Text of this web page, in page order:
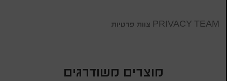
PRIVACY TEAM צוות פרטיות
מוצרים משודרגים